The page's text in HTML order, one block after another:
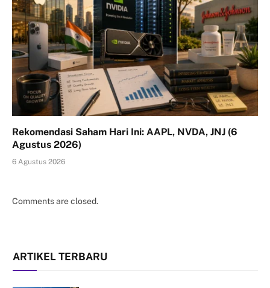
Rekomendasi Saham Hari Ini: AAPL, NVDA, JNJ (6
Agustus 2026)
6 Agustus 2026
Comments are closed.
ARTIKEL TERBARU